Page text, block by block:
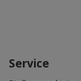
Service